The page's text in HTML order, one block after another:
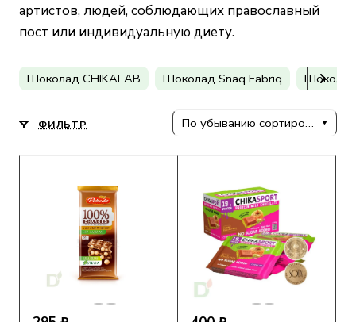
артистов, людей, соблюдающих православный
пост или индивидуальную диету.
Шоколад CHIKALAB Шоколад Snaq Fabriq
ФИЛЬТР По убыванию сортировки